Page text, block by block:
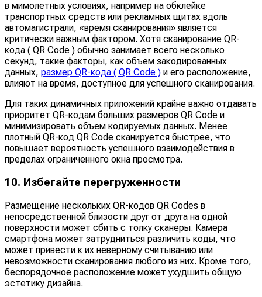
в мимолетных условиях, например на обклейке
транспортных средств или рекламных щитах вдоль
автомагистрали, «время сканирования» является
критически важным фактором. Хотя сканирование QR-
кода ( QR Code ) обычно занимает всего несколько
секунд, такие факторы, как объем закодированных
данных, размер QR-кода ( QR Code ) и его расположение,
влияют на время, доступное для успешного сканирования.
Для таких динамичных приложений крайне важно отдавать
приоритет QR-кодам больших размеров QR Code и
минимизировать объем кодируемых данных. Менее
плотный QR-код QR Code сканируется быстрее, что
повышает вероятность успешного взаимодействия в
пределах ограниченного окна просмотра.
10. Избегайте перегруженности
Размещение нескольких QR-кодов QR Codes в
непосредственной близости друг от друга на одной
поверхности может сбить с толку сканеры. Камера
смартфона может затрудниться различить коды, что
может привести к их неверному считыванию или
невозможности сканирования любого из них. Кроме того,
беспорядочное расположение может ухудшить общую
эстетику дизайна.